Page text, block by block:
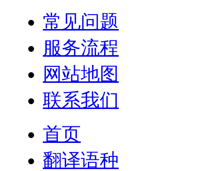
常见问题
服务流程
网站地图
联系我们
首页
翻译语种